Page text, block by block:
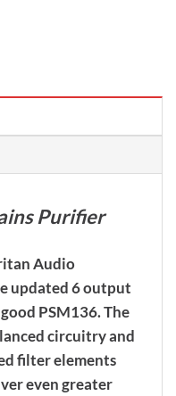
Purifier
Audio
updated 6 output
PSM136. The
circuitry and
filter elements
even greater